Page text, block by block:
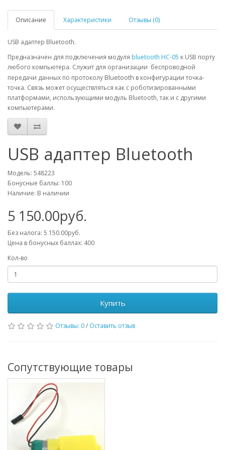
Описание Характеристики Отзывы (0)
USB адаптер Bluetooth.
Предназначен для подключения модуля bluetooth HC-05 к USB порту
любого компьютера. Служит для организации беспроводной
передачи данных по протоколу Bluetooth в конфигурации точка-
точка. Связь может осуществляться как с роботизированными
платформами, использующими модуль Bluetooth, так и с другими
компьютерами.
USB адаптер Bluetooth
Модель: 548223
Бонусные баллы: 100
Наличие: В наличии
5 150.00руб.
Без налога: 5 150.00руб.
Цена в бонусных баллах: 400
Кол-во
Купить
Отзывы: 0/ Оставить отзыв
Сопутствующие товары